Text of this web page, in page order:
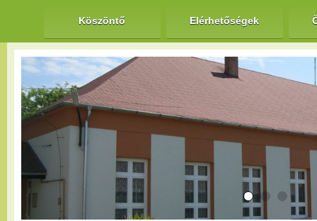
Köszöntő Elérhetőségek